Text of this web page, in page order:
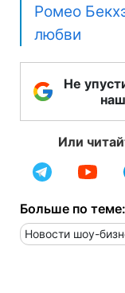
Ромео
любви
Не
Или
Больше по теме:
Новости шоу-